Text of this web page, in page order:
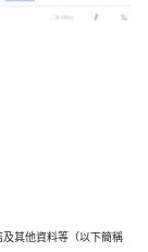
其他資料等（以下簡稱